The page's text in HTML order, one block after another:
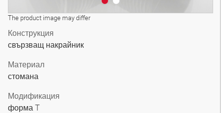
The product image may differ
Конструкция
свързващ накрайник
Материал
стомана
Модификация
форма T